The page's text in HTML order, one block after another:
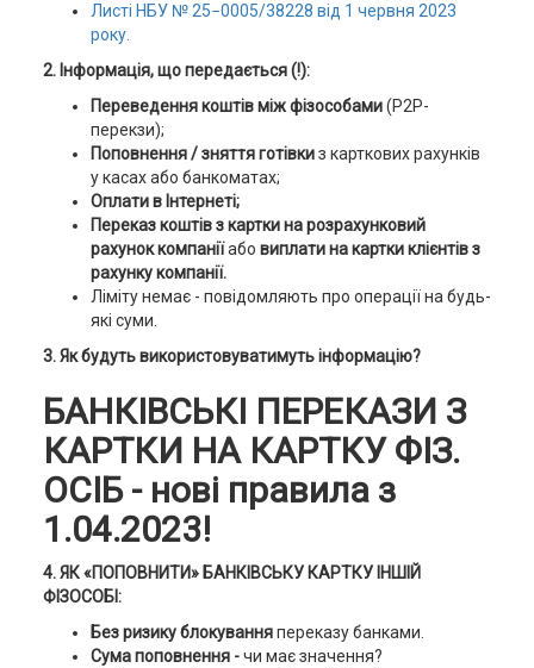
Листі НБУ № 25−0005/38228 від 1 червня 2023
року.
2. Інформація, що передається (!):
Переведення коштів між фізособами(P2P-
перекзи);
Поповнення / зняття готівкиз карткових рахунків
у касах або банкоматах;
Оплати в Інтернеті;
Переказ коштів з картки на розрахунковий
рахунок компаніїабо виплати на картки клієнтів з
рахунку компанії.
Ліміту немає - повідомляють про операції на будь-
які суми.
3. Як будуть використовуватимуть інформацію?
БАНКІВСЬКІ ПЕРЕКАЗИ З
КАРТКИ НА КАРТКУ ФІЗ.
ОСІБ - нові правила з
1.04.2023!
4. ЯК «ПОПОВНИТИ» БАНКІВСЬКУ КАРТКУ ІНШІЙ
ФІЗОСОБІ:
Без ризику блокуванняпереказу банками.
Сума поповнення -чи має значення?